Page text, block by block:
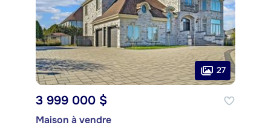
27
3 999 000 $
Maison à vendre